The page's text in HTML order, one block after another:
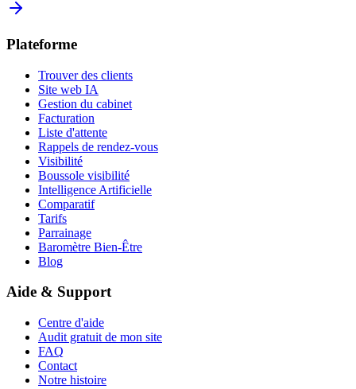
Plateforme
Trouver des clients
Site web IA
Gestion du cabinet
Facturation
Liste d'attente
Rappels de rendez-vous
Visibilité
Boussole visibilité
Intelligence Artificielle
Comparatif
Tarifs
Parrainage
Baromètre Bien-Être
Blog
Aide & Support
Centre d'aide
Audit gratuit de mon site
FAQ
Contact
Notre histoire